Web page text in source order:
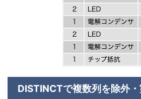
DISTINCTで複数列を除外